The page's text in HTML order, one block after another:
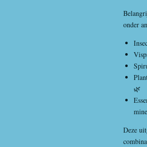
onder
🌿
Deze